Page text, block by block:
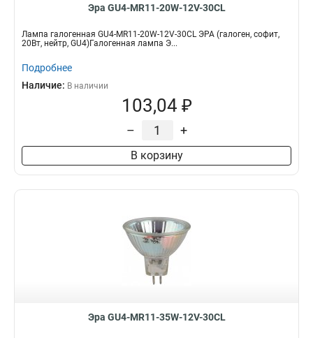
Эра GU4-MR11-20W-12V-30CL
Лампа галогенная GU4-MR11-20W-12V-30CL ЭРА (галоген, софит,
20Вт, нейтр, GU4)Галогенная лампа Э...
Подробнее
Наличие: В наличии
103,04 ₽
– +
В корзину
Эра GU4-MR11-35W-12V-30CL